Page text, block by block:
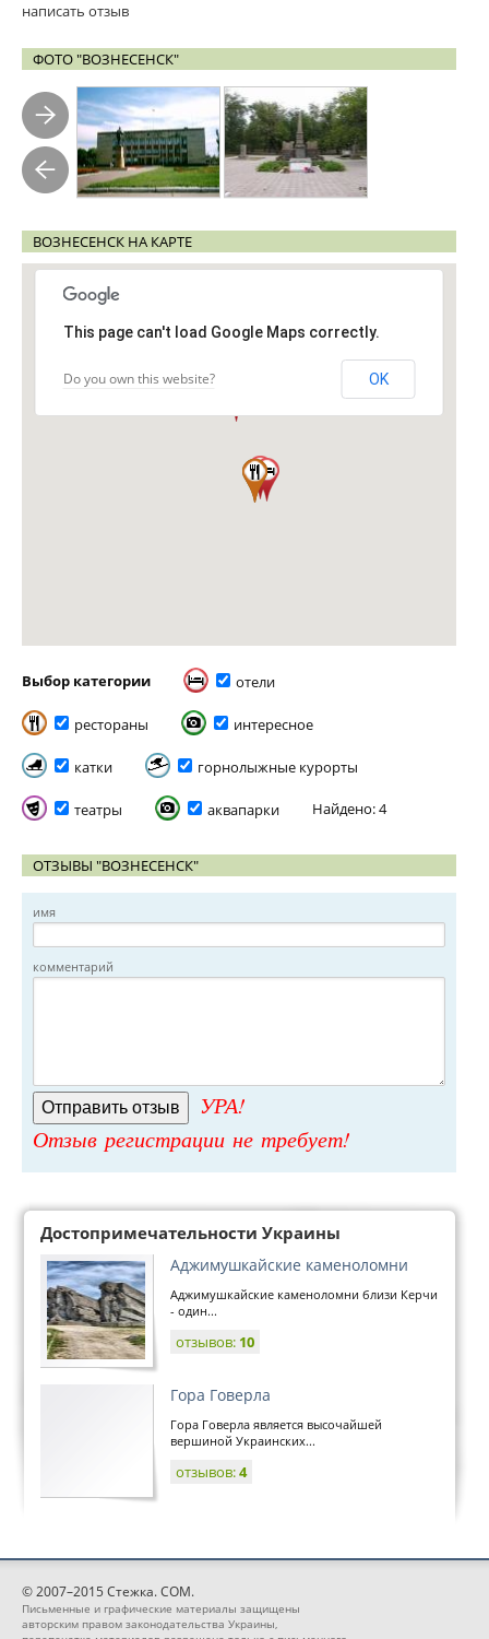
написать отзыв
ФОТО "ВОЗНЕСЕНСК"
ВОЗНЕСЕНСК НА КАРТЕ
This page can't load Google Maps correctly.
Do you own this website? OK
Выбор категории отели
рестораны интересное
катки горнолыжные курорты
театры аквапарки Найдено: 4
ОТЗЫВЫ "ВОЗНЕСЕНСК"
имя
комментарий
УРА!
Отзыв регистрации не требует!
Достопримечательности Украины
Аджимушкайские каменоломни
Аджимушкайские каменоломни близи Керчи
- один...
отзывов: 10
Гора Говерла
Гора Говерла является высочайшей
вершиной Украинских...
отзывов:4
© 2007–2015 Стежка. COM.
Письменные и графические материалы защищены
авторским правом законодательства Украины,